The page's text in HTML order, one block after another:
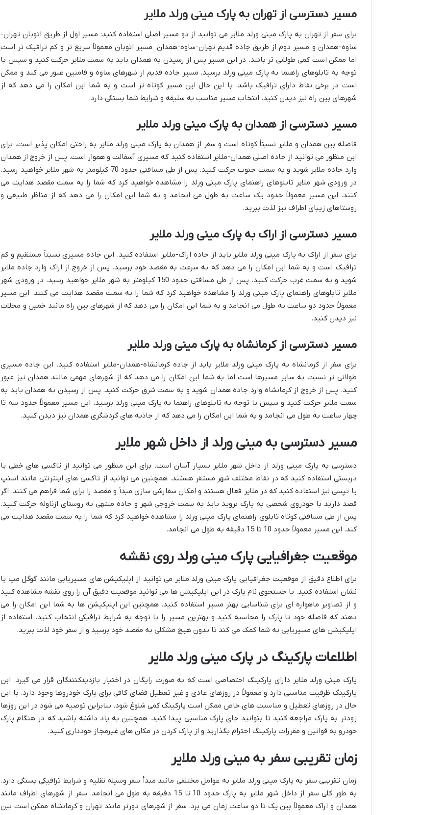
مسیر دسترسی از تهران به پارک مینی ورلد ملایر
برای سفر از تهران به پارک مینی ورلد ملایر می توانید از دو مسیر اصلی استفاده کنید: مسیر اول از طریق اتوبان تهران-
ساوه-همدان و مسیر دوم از طریق جاده قدیم تهران-ساوه-همدان. مسیر اتوبان معمولاً سریع تر و کم ترافیک تر است
اما ممکن است کمی طولانی تر باشد. در این مسیر پس از رسیدن به همدان باید به سمت ملایر حرکت کنید و سپس با
توجه به تابلوهای راهنما به پارک مینی ورلد برسید. مسیر جاده قدیم از شهرهای ساوه و فامنین عبور می کند و ممکن
است در برخی نقاط دارای ترافیک باشد. با این حال این مسیر کوتاه تر است و به شما این امکان را می دهد که از
شهرهای بین راه نیز دیدن کنید. انتخاب مسیر مناسب به سلیقه و شرایط شما بستگی دارد.
مسیر دسترسی از همدان به پارک مینی ورلد ملایر
فاصله بین همدان و ملایر نسبتاً کوتاه است و سفر از همدان به پارک مینی ورلد ملایر به راحتی امکان پذیر است. برای
این منظور می توانید از جاده اصلی همدان-ملایر استفاده کنید که مسیری آسفالت و هموار است. پس از خروج از همدان
وارد جاده ملایر شوید و به سمت جنوب حرکت کنید. پس از طی مسافتی حدود 70 کیلومتر به شهر ملایر خواهید رسید.
در ورودی شهر ملایر تابلوهای راهنمای پارک مینی ورلد را مشاهده خواهید کرد که شما را به سمت مقصد هدایت می
کنند. این مسیر معمولاً حدود یک ساعت به طول می انجامد و به شما این امکان را می دهد که از مناظر طبیعی و
روستاهای زیبای اطراف نیز لذت ببرید.
مسیر دسترسی از اراک به پارک مینی ورلد ملایر
برای سفر از اراک به پارک مینی ورلد ملایر باید از جاده اراک-ملایر استفاده کنید. این جاده مسیری نسبتاً مستقیم و کم
ترافیک است و به شما این امکان را می دهد که به سرعت به مقصد خود برسید. پس از خروج از اراک وارد جاده ملایر
شوید و به سمت غرب حرکت کنید. پس از طی مسافتی حدود 150 کیلومتر به شهر ملایر خواهید رسید. در ورودی شهر
ملایر تابلوهای راهنمای پارک مینی ورلد را مشاهده خواهید کرد که شما را به سمت مقصد هدایت می کنند. این مسیر
معمولاً حدود دو ساعت به طول می انجامد و به شما این امکان را می دهد که از شهرهای بین راه مانند خمین و محلات
نیز دیدن کنید.
مسیر دسترسی از کرمانشاه به پارک مینی ورلد ملایر
برای سفر از کرمانشاه به پارک مینی ورلد ملایر باید از جاده کرمانشاه-همدان-ملایر استفاده کنید. این جاده مسیری
طولانی تر نسبت به سایر مسیرها است اما به شما این امکان را می دهد که از شهرهای مهمی مانند همدان نیز عبور
کنید. پس از خروج از کرمانشاه وارد جاده همدان شوید و به سمت شرق حرکت کنید. پس از رسیدن به همدان باید به
سمت ملایر حرکت کنید و سپس با توجه به تابلوهای راهنما به پارک مینی ورلد برسید. این مسیر معمولاً حدود سه تا
چهار ساعت به طول می انجامد و به شما این امکان را می دهد که از جاذبه های گردشگری همدان نیز دیدن کنید.
مسیر دسترسی به مینی ورلد از داخل شهر ملایر
دسترسی به پارک مینی ورلد از داخل شهر ملایر بسیار آسان است. برای این منظور می توانید از تاکسی های خطی یا
دربستی استفاده کنید که در نقاط مختلف شهر مستقر هستند. همچنین می توانید از تاکسی های اینترنتی مانند اسنپ
یا تپسی نیز استفاده کنید که در ملایر فعال هستند و امکان سفارشی سازی مبدأ و مقصد را برای شما فراهم می کنند. اگر
قصد دارید با خودروی شخصی به پارک بروید باید به سمت خروجی شهر و جاده منتهی به روستای ازناوله حرکت کنید.
پس از طی مسافتی کوتاه تابلوی راهنمای پارک مینی ورلد را مشاهده خواهید کرد که شما را به سمت مقصد هدایت می
کند. این مسیر معمولاً حدود 10 تا 15 دقیقه به طول می انجامد.
موقعیت جغرافیایی پارک مینی ورلد روی نقشه
برای اطلاع دقیق از موقعیت جغرافیایی پارک مینی ورلد ملایر می توانید از اپلیکیشن های مسیریابی مانند گوگل مپ یا
نشان استفاده کنید. با جستجوی نام پارک در این اپلیکیشن ها می توانید موقعیت دقیق آن را روی نقشه مشاهده کنید
و از تصاویر ماهواره ای برای شناسایی بهتر مسیر استفاده کنید. همچنین این اپلیکیشن ها به شما این امکان را می
دهند که فاصله خود تا پارک را محاسبه کنید و بهترین مسیر را با توجه به شرایط ترافیکی انتخاب کنید. استفاده از
اپلیکیشن های مسیریابی به شما کمک می کند تا بدون هیچ مشکلی به مقصد خود برسید و از سفر خود لذت ببرید.
اطلاعات پارکینگ در پارک مینی ورلد ملایر
پارک مینی ورلد ملایر دارای پارکینگ اختصاصی است که به صورت رایگان در اختیار بازدیدکنندگان قرار می گیرد. این
پارکینگ ظرفیت مناسبی دارد و معمولاً در روزهای عادی و غیر تعطیل فضای کافی برای پارک خودروها وجود دارد. با این
حال در روزهای تعطیل و مناسبت های خاص ممکن است پارکینگ کمی شلوغ شود. بنابراین توصیه می شود در این روزها
زودتر به پارک مراجعه کنید تا بتوانید جای پارک مناسبی پیدا کنید. همچنین به یاد داشته باشید که در هنگام پارک
خودرو به قوانین و مقررات پارکینگ احترام بگذارید و از پارک کردن در مکان های غیرمجاز خودداری کنید.
زمان تقریبی سفر به مینی ورلد ملایر
زمان تقریبی سفر به پارک مینی ورلد ملایر به عوامل مختلفی مانند مبدأ سفر وسیله نقلیه و شرایط ترافیکی بستگی دارد.
به طور کلی سفر از داخل شهر ملایر به پارک حدود 10 تا 15 دقیقه به طول می انجامد. سفر از شهرهای اطراف مانند
همدان و اراک معمولاً بین یک تا دو ساعت زمان می برد. سفر از شهرهای دورتر مانند تهران و کرمانشاه ممکن است بین